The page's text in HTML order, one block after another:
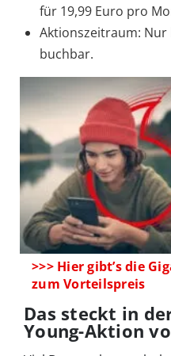
für 19,99 Euro pro
Aktionszeitraum: Nur
buchbar.
>>> Hier gibt’s die
zum Vorteilspreis
Das steckt in
Young-Aktion